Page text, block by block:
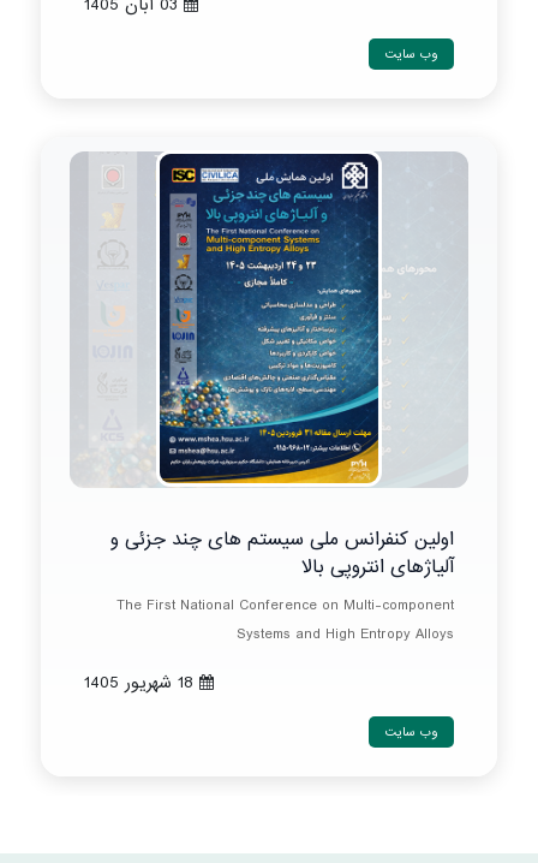
وب سایت
اولین کنفرانس ملی سیستم های چند جزئی و
آلیاژهای انتروپی بالا
The First National Conference on Multi-component
Systems and High Entropy Alloys
وب سایت